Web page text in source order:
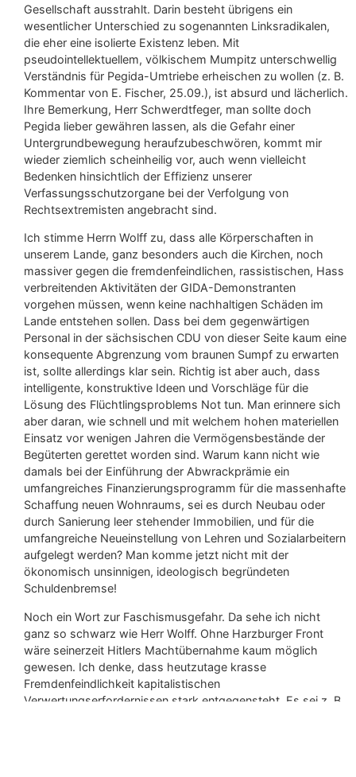
Gesellschaft ausstrahlt. Darin besteht übrigens ein
wesentlicher Unterschied zu sogenannten Linksradikalen,
die eher eine isolierte Existenz leben. Mit
pseudointellektuellem, völkischem Mumpitz unterschwellig
Verständnis für Pegida-Umtriebe erheischen zu wollen (z. B.
Kommentar von E. Fischer, 25.09.), ist absurd und lächerlich.
Ihre Bemerkung, Herr Schwerdtfeger, man sollte doch
Pegida lieber gewähren lassen, als die Gefahr einer
Untergrundbewegung heraufzubeschwören, kommt mir
wieder ziemlich scheinheilig vor, auch wenn vielleicht
Bedenken hinsichtlich der Effizienz unserer
Verfassungsschutzorgane bei der Verfolgung von
Rechtsextremisten angebracht sind.
Ich stimme Herrn Wolff zu, dass alle Körperschaften in
unserem Lande, ganz besonders auch die Kirchen, noch
massiver gegen die fremdenfeindlichen, rassistischen, Hass
verbreitenden Aktivitäten der GIDA-Demonstranten
vorgehen müssen, wenn keine nachhaltigen Schäden im
Lande entstehen sollen. Dass bei dem gegenwärtigen
Personal in der sächsischen CDU von dieser Seite kaum eine
konsequente Abgrenzung vom braunen Sumpf zu erwarten
ist, sollte allerdings klar sein. Richtig ist aber auch, dass
intelligente, konstruktive Ideen und Vorschläge für die
Lösung des Flüchtlingsproblems Not tun. Man erinnere sich
aber daran, wie schnell und mit welchem hohen materiellen
Einsatz vor wenigen Jahren die Vermögensbestände der
Begüterten gerettet worden sind. Warum kann nicht wie
damals bei der Einführung der Abwrackprämie ein
umfangreiches Finanzierungsprogramm für die massenhafte
Schaffung neuen Wohnraums, sei es durch Neubau oder
durch Sanierung leer stehender Immobilien, und für die
umfangreiche Neueinstellung von Lehren und Sozialarbeitern
aufgelegt werden? Man komme jetzt nicht mit der
ökonomisch unsinnigen, ideologisch begründeten
Schuldenbremse!
Noch ein Wort zur Faschismusgefahr. Da sehe ich nicht
ganz so schwarz wie Herr Wolff. Ohne Harzburger Front
wäre seinerzeit Hitlers Machtübernahme kaum möglich
gewesen. Ich denke, dass heutzutage krasse
Fremdenfeindlichkeit kapitalistischen
Verwertungserfordernissen stark entgegensteht. Es sei z. B.